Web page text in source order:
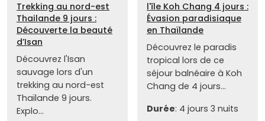
Trekking au nord-est
Thailande 9 jours :
Découverte la beauté
d’Isan
Découvrez l'Isan
sauvage lors d'un
trekking au nord-est
Thaïlande 9 jours.
Explo...
l'île Koh Chang 4 jours :
Évasion paradisiaque
en Thaïlande
Découvrez le paradis
tropical lors de ce
séjour balnéaire à Koh
Chang de 4 jours...
Durée: 4 jours 3 nuits